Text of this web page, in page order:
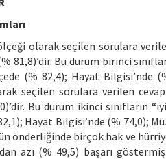
olarak seçilen sorulara
81,8)’dir. Bu durum birinci
(% 82,4); Hayat Bilgisi’nde
seçilen sorulara verilen
Bu durum ikinci sınıfların
Hayat Bilgisi’nde (% 74,0);
önderliğinde birçok hak ve
azı (% 49,5) başarı